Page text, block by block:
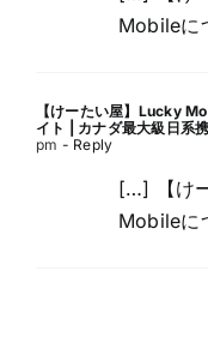
Mobileに
【けーたい屋】Lucky
イト | カナダ最大級日系
pm - Reply
[…] 【け
Mobileに